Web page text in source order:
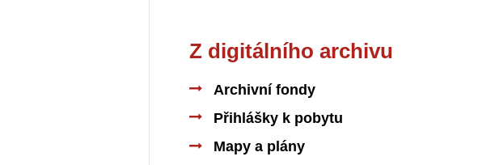
Z digitálního archivu
Archivní fondy
Přihlášky k pobytu
Mapy a plány